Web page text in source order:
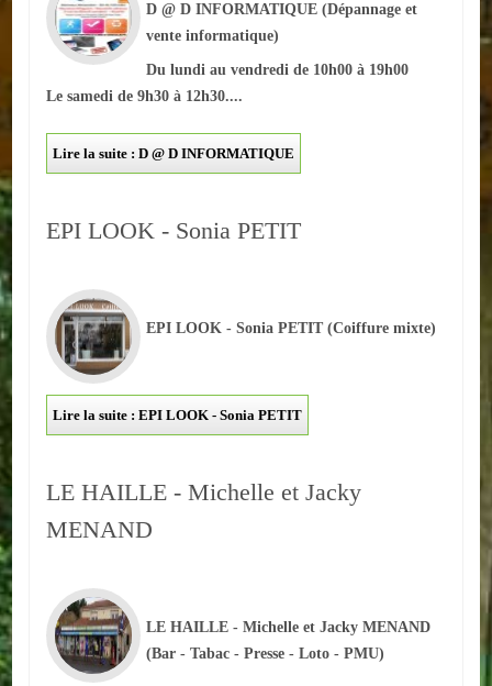
ECOLES
ASSOCIATIONS
Sportives
Services
Culturelles
Parents d'élèves
Capitale du chrysanthème
Nos entreprises
D @ D INFORMATIQUE (Dépannage et
vente informatique)
Du lundi au vendredi de 10h00 à 19h00
Le samedi de 9h30 à 12h30....
Lire la suite : D @ D INFORMATIQUE
EPI LOOK - Sonia PETIT
EPI LOOK - Sonia PETIT (Coiffure mixte)
Lire la suite : EPI LOOK - Sonia PETIT
LE HAILLE - Michelle et Jacky
MENAND
LE HAILLE - Michelle et Jacky MENAND
(Bar - Tabac - Presse - Loto - PMU)